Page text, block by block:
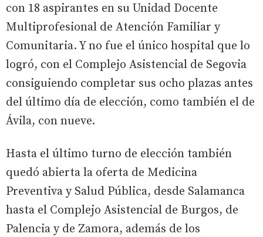
con 18 aspirantes en su Unidad Docente
Multiprofesional de Atención Familiar y
Comunitaria. Y no fue el único hospital que lo
logró, con el Complejo Asistencial de Segovia
consiguiendo completar sus ocho plazas antes
del último día de elección, como también el de
Ávila, con nueve.
Hasta el último turno de elección también
quedó abierta la oferta de Medicina
Preventiva y Salud Pública, desde Salamanca
hasta el Complejo Asistencial de Burgos, de
Palencia y de Zamora, además de los